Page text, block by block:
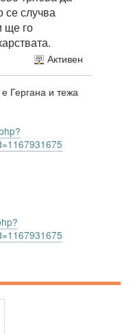
се случва
ще го
Активен
Гергана и тежа